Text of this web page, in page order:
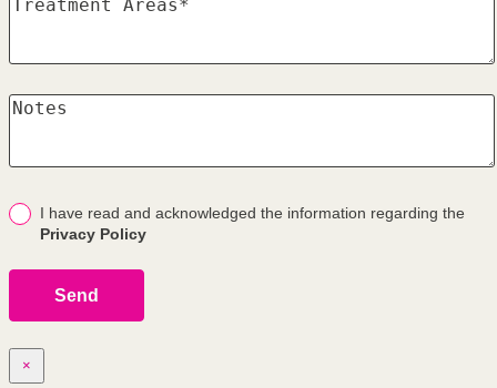
I have read and acknowledged the information regarding the
Privacy Policy
×